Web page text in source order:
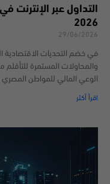
التداول عبر الإنترنت
2026
29/06/2026
في خضم التحديات الاقتصادية
والمحاولات المستمرة
الوعي المالي للمواطن
اقرأ أكثر